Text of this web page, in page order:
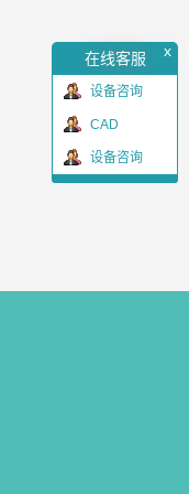
在线客服 x
设备咨询
CAD
设备咨询